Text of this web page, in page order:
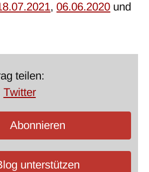
,06.06.2020 und
teilen:
Twitter
Abonnieren
unterstützen